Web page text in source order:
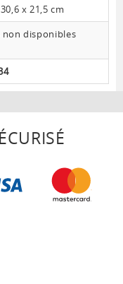
x 21,5 cm
non disponibles